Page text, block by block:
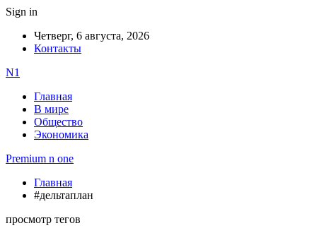
Sign in
Четверг, 6 августа, 2026
Контакты
N1
Главная
В мире
Общество
Экономика
Premium n one
Главная
#дельтаплан
просмотр тегов